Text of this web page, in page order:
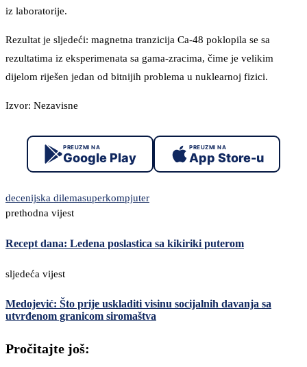
iz laboratorije.
Rezultat je sljedeći: magnetna tranzicija Ca-48 poklopila se sa
rezultatima iz eksperimenata sa gama-zracima, čime je velikim
dijelom riješen jedan od bitnijih problema u nuklearnoj fizici.
Izvor: Nezavisne
PREUZMI NA
Google Play
PREUZMI NA
App Store-u
decenijska dilemasuperkompjuter
prethodna vijest
Recept dana: Ledena poslastica sa kikiriki puterom
sljedeća vijest
Medojević: Što prije uskladiti visinu socijalnih davanja sa
utvrđenom granicom siromaštva
Pročitajte još: